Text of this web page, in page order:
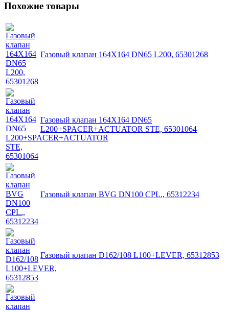
Похожие товары
Газовый клапан 164X164 DN65 L200, 65301268
Газовый клапан 164X164 DN65
L200+SPACER+ACTUATOR STE, 65301064
Газовый клапан BVG DN100 CPL., 65312234
Газовый клапан D162/108 L100+LEVER, 65312853